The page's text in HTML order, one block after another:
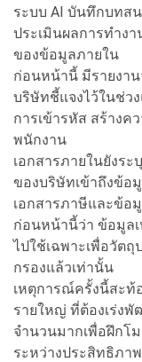
ระบบ AI บันทึกบทส
ประเมินผลการทำง
ของข้อมูลภายใน
ก่อนหน้านี้ มีรายงาน
บริษัทชี้แจงไว้ในช่ว
การเข้ารหัส สร้างค
พนักงาน
เอกสารภายในยังร
ของบริษัทเข้าถึงข้อ
เอกสารภาษีและข้อ
ก่อนหน้านี้ว่า ข้อมูล
ไปใช้เฉพาะเพื่อวัต
กรองแล้วเท่านั้น
เหตุการณ์ครั้งนี้สะท้
รายใหญ่ ที่ต้องเร่ง
จำนวนมากเพื่อฝึกโ
ระหว่างประสิทธิภา